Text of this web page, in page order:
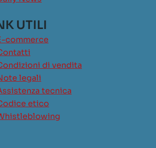
UTILI
commerce
di vendita
legali
tecnica
etico